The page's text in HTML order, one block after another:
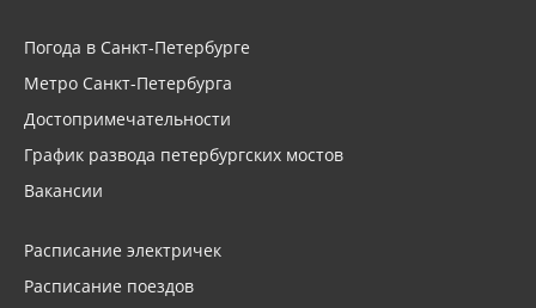
Погода в Санкт-Петербурге
Метро Санкт-Петербурга
Достопримечательности
График развода петербургских мостов
Вакансии
Расписание электричек
Расписание поездов